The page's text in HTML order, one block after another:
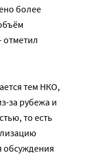
более
отметил
тем НКО,
за рубежа и
то есть
обсуждения